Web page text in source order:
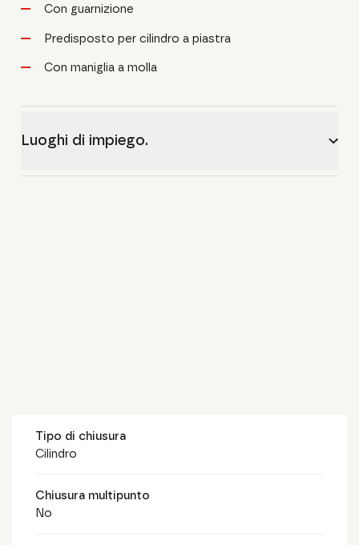
Con guarnizione
Predisposto per cilindro a piastra
Con maniglia a molla
Luoghi di impiego.
Tipo di chiusura
Cilindro
Chiusura multipunto
No